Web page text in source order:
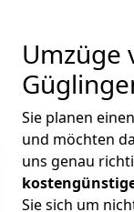
Umzüge
Sie planen
und möchten
uns genau
Sie sich um